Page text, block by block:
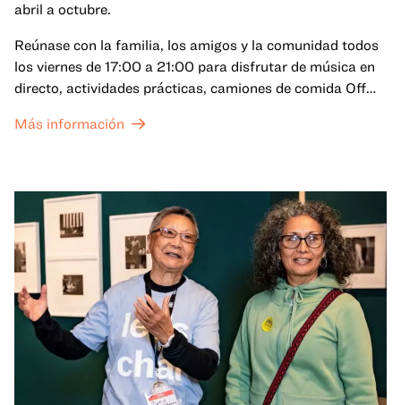
abril a octubre.
Reúnase con la familia, los amigos y la comunidad todos
los viernes de 17:00 a 21:00 para disfrutar de música en
directo, actividades prácticas, camiones de comida Off
exposiciones especiales, con una
Más información